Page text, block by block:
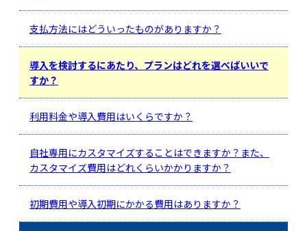
支払方法にはどういったものがありますか？
導入を検討するにあたり、プランはどれを選べばいいで
すか？
利用料金や導入費用はいくらですか？
自社専用にカスタマイズすることはできますか？また、
カスタマイズ費用はどれくらいかかりますか？
初期費用や導入初期にかかる費用はありますか？